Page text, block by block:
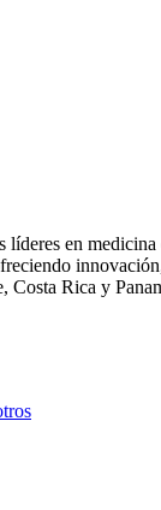
líderes en
Costa Rica y